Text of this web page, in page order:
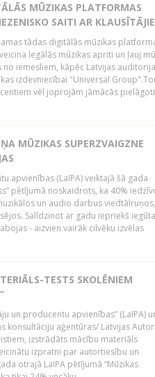
MŪZIKAS PLATFORMAS
SAITI AR
tādas digitālās mūzikas
legālās mūzikas apriti un ļauj
iemesliem, kāpēc Latvijas
izdevniecībai "Universal
vēl joprojām jāmācās
MŪZIKAS SUPERZVAIGZNE
apvienības (LaIPA) veiktajā šā gada
pētījumā noskaidrots, ka 40%
un audio darbus
Salīdzinot ar gadu iepriekš
- aizvien vairāk cilvēku izvēlas
TESTS SKOLĒNIEM
un producentu apvienības” (LaIPA)
konsultāciju aģentūras/ Latvijas
izstrādāts mācību materiāls
izpratni par autortiesību un
otrajā LaIPA pētījumā “Mūzikas